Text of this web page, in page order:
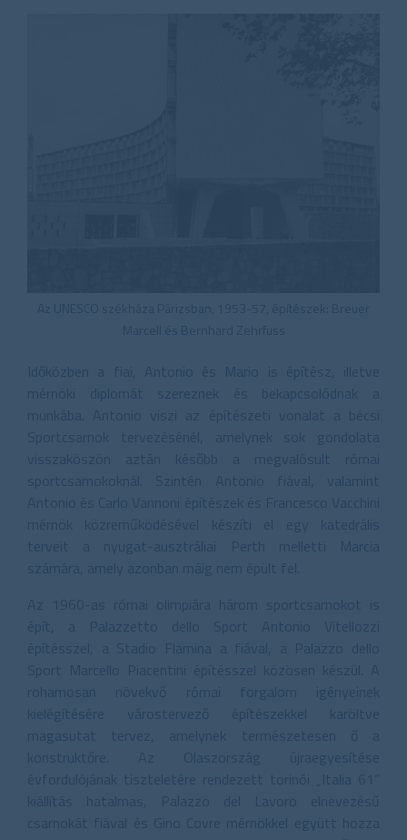
Az UNESCO székháza Párizsban, 1953-57, építészek: Breuer
Marcell és Bernhard Zehrfuss
Időközben a fiai, Antonio és Mario is építész, illetve
mérnöki diplomát szereznek és bekapcsolódnak a
munkába. Antonio viszi az építészeti vonalat a bécsi
Sportcsarnok tervezésénél, amelynek sok gondolata
visszaköszön aztán később a megvalósult római
sportcsarnokoknál. Szintén Antonio fiával, valamint
Antonio és Carlo Vannoni építészek és Francesco Vacchini
mérnök közreműködésével készíti el egy katedrális
terveit a nyugat-ausztráliai Perth melletti Marcia
számára, amely azonban máig nem épült fel.
Az 1960-as római olimpiára három sportcsarnokot is
épít, a Palazzetto dello Sport Antonio Vitellozzi
építésszel, a Stadio Flamina a fiával, a Palazzo dello
Sport Marcello Piacentini építésszel közösen készül. A
rohamosan növekvő római forgalom igényeinek
kielégítésére várostervező építészekkel karöltve
magasutat tervez, amelynek természetesen ő a
konstruktőre. Az Olaszország újraegyesítése
évfordulójának tiszteletére rendezett torinói „Italia 61”
kiállítás hatalmas, Palazzo del Lavoro elnevezésű
csarnokát fiával és Gino Covre mérnökkel együtt hozza